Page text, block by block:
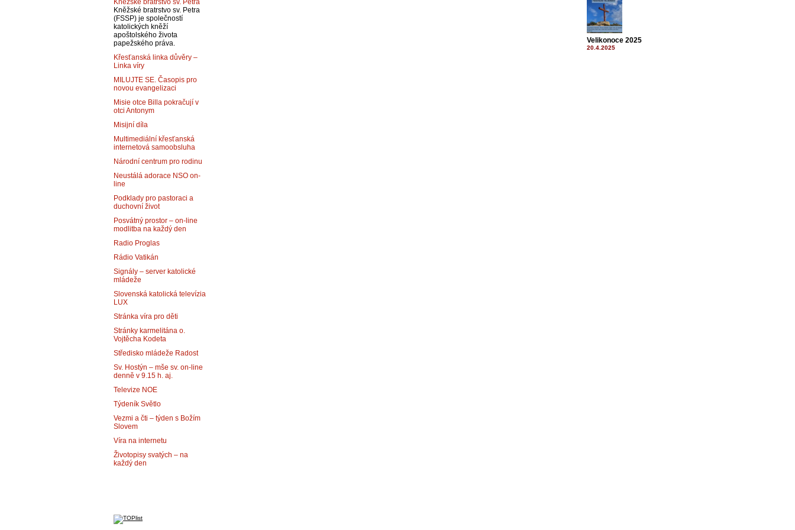
Kněžské bratrstvo sv. Petra
Kněžské bratrstvo sv. Petra
(FSSP) je společností
katolických kněží
apoštolského života
papežského práva.
Křesťanská linka důvěry –
Linka víry
MILUJTE SE. Časopis pro
novou evangelizaci
Misie otce Billa pokračují v
otci Antonym
Misijní díla
Multimediální křesťanská
internetová samoobsluha
Národní centrum pro rodinu
Neustálá adorace NSO on-
line
Podklady pro pastoraci a
duchovní život
Posvátný prostor – on-line
modlitba na každý den
Radio Proglas
Rádio Vatikán
Signály – server katolické
mládeže
Slovenská katolická televízia
LUX
Stránka víra pro děti
Stránky karmelitána o.
Vojtěcha Kodeta
Středisko mládeže Radost
Sv. Hostýn – mše sv. on-line
denně v 9.15 h. aj.
Televize NOE
Týdeník Světlo
Vezmi a čti – týden s Božím
Slovem
Víra na internetu
Životopisy svatých – na
každý den
Velikonoce 2025
20.4.2025